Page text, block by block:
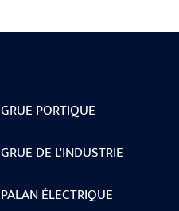
GRUE PORTIQUE
GRUE DE L'INDUSTRIE
PALAN ÉLECTRIQUE